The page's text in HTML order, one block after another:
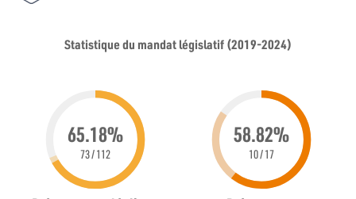
Statistique du mandat législatif (2019-2024)
65.18%
73 / 112
58.82%
10 / 17